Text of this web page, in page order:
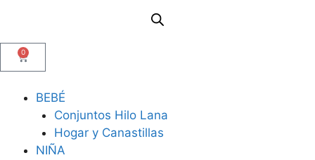
0
BEBÉ
Conjuntos Hilo Lana
Hogar y Canastillas
NIÑA